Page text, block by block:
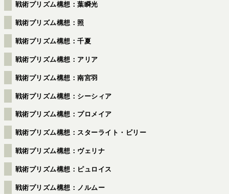
戦術プリズム構想：葉瞬光
戦術プリズム構想：照
戦術プリズム構想：千夏
戦術プリズム構想：アリア
戦術プリズム構想：南宮羽
戦術プリズム構想：シーシィア
戦術プリズム構想：プロメイア
戦術プリズム構想：スターライト・ビリー
戦術プリズム構想：ヴェリナ
戦術プリズム構想：ピュロイス
戦術プリズム構想：ノルムー